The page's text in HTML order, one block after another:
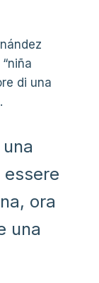
di una
ora
una